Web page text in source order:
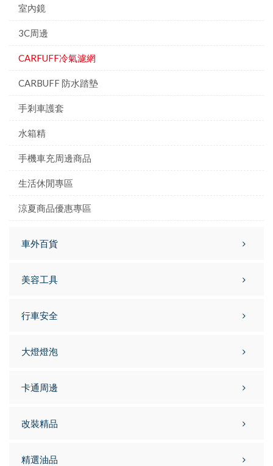
室內鏡
3C周邊
CARFUFF冷氣濾網
CARBUFF 防水踏墊
手剎車護套
水箱精
手機車充周邊商品
生活休閒專區
涼夏商品優惠專區
車外百貨
美容工具
行車安全
大燈燈泡
卡通周邊
改裝精品
精選油品